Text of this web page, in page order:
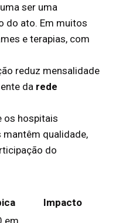
ser uma
do ato. Em muitos
e terapias, com
reduz mensalidade
da rede
os hospitais
qualidade,
do
Impacto
em